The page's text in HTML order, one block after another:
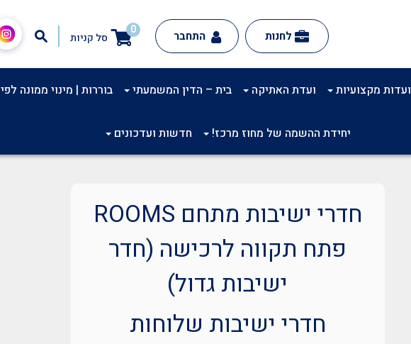
0
סל קניות לחנות התחבר
ועדות מקצועיות ועדת האתיקה בית – הדין המשמעתי בוררות | מינוי ממונה לפי 89 א’
יחידת ההשמה של מחוז מרכז! חדשות ועדכונים
חדרי ישיבות מתחם ROOMS
פתח תקווה לרכישה (חדר
ישיבות גדול)
חדרי ישיבות שלוחות